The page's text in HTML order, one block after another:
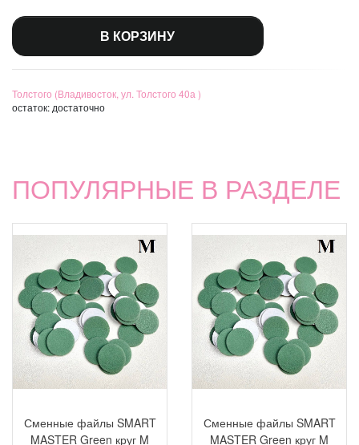
В КОРЗИНУ
Толстого (Владивосток, ул. Толстого 40а )
остаток: достаточно
ПОПУЛЯРНЫЕ В РАЗДЕЛЕ
Сменные файлы SMART
MASTER Green круг M
Сменные файлы SMART
MASTER Green круг M